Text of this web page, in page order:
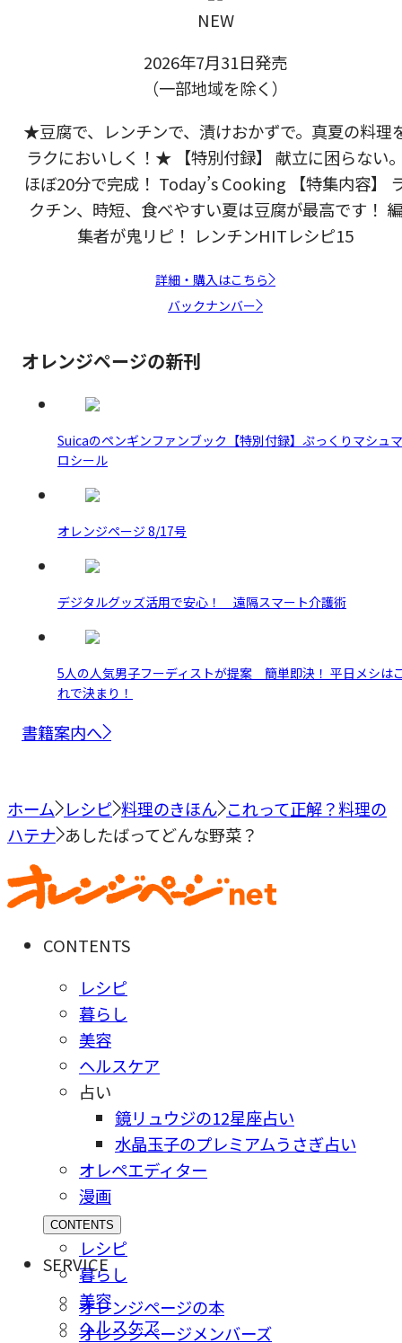
NEW
2026年7月31日発売
（一部地域を除く）
★豆腐で、レンチンで、漬けおかずで。真夏の料理
ラクにおいしく！★ 【特別付録】 献立に困らない
ほぼ20分で完成！ Today’s Cooking 【特集内容】
クチン、時短、食べやすい夏は豆腐が最高です！ 編
集者が鬼リピ！ レンチンHITレシピ15
詳細・購入はこちら
バックナンバー
オレンジページの新刊
Suicaのペンギンファンブック【特別付録】ぷっくりマシュマ
ロシール
オレンジページ 8/17号
デジタルグッズ活用で安心！ 遠隔スマート介護術
5人の人気男子フーディストが提案 簡単即決！ 平日メシは
れで決まり！
書籍案内へ
ホーム レシピ 料理のきほん これって正解？料理の
ハテナ あしたばってどんな野菜？
CONTENTS
レシピ
暮らし
美容
ヘルスケア
占い
鏡リュウジの12星座占い
水晶玉子のプレミアムうさぎ占い
オレペエディター
漫画
CONTENTS
レシピ
暮らし
美容
ヘルスケア
SERVICE
オレンジページの本
オレンジページメンバーズ